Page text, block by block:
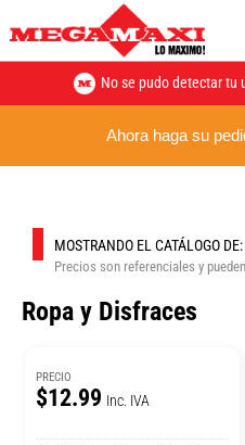
No se pudo detectar tu
Ahora haga su
MOSTRANDO EL CATÁLOGO DE:
Precios son referenciales y
Ropa y Disfraces
PRECIO
$12.99 Inc. IVA